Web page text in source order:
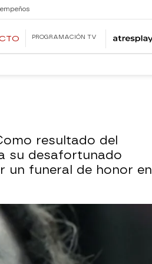
PROGRAMACIÓN TV
resultado del
su desafortunado
un funeral de honor en